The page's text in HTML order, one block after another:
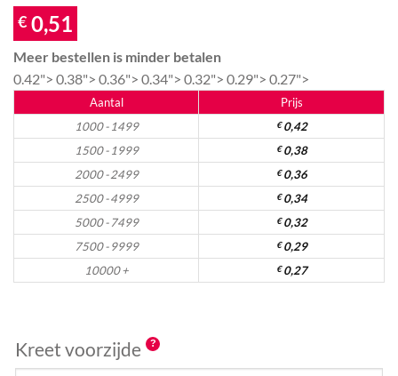
€ 0,51
Meer bestellen is minder betalen
0.42"> 0.38"> 0.36"> 0.34"> 0.32"> 0.29"> 0.27">
Aantal
Prijs
1000 - 1499
€0,42
1500 - 1999
€0,38
2000 - 2499
€0,36
2500 - 4999
€0,34
5000 - 7499
€0,32
7500 - 9999
€0,29
10000 +
€0,27
Kreet voorzijde